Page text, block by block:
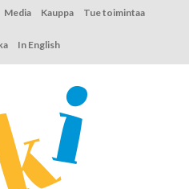
Media Kauppa Tue toimintaa
In English